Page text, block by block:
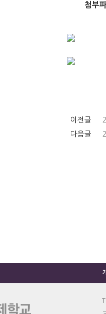
첨부
이전글
다음글